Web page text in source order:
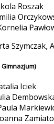
Roszak
Szymczak,
Gimnazjum)
Iciek